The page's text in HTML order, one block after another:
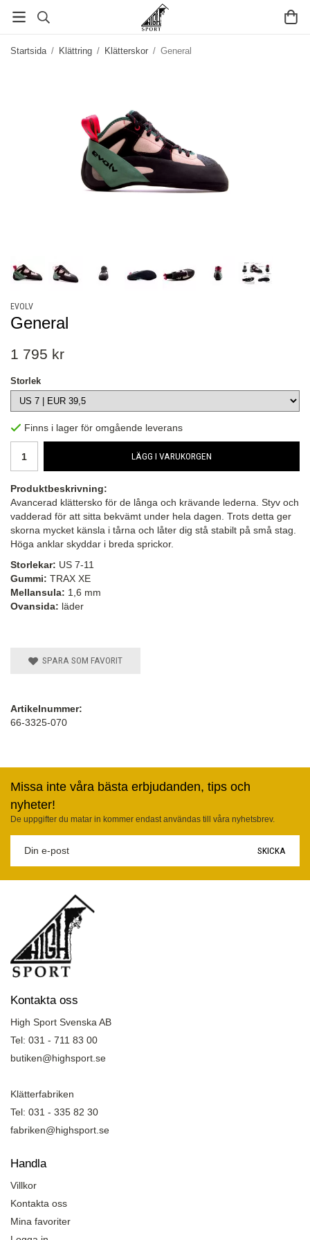
Startsida / Klättring / Klätterskor / General
EVOLV
General
1 795 kr
Storlek
Finns i lager för omgående leverans
LÄGG I VARUKORGEN
Produktbeskrivning:
Avancerad klättersko för de långa och krävande lederna. Styv och
vadderad för att sitta bekvämt under hela dagen. Trots detta ger
skorna mycket känsla i tårna och låter dig stå stabilt på små stag.
Höga anklar skyddar i breda sprickor.
Storlekar: US 7-11
Gummi: TRAX XE
Mellansula: 1,6 mm
Ovansida: läder
SPARA SOM FAVORIT
Artikelnummer:
66-3325-070
Missa inte våra bästa erbjudanden, tips och
nyheter!
De uppgifter du matar in kommer endast användas till våra nyhetsbrev.
SKICKA
Kontakta oss
High Sport Svenska AB
Tel: 031 - 711 83 00
butiken@highsport.se
Klätterfabriken
Tel: 031 - 335 82 30
fabriken@highsport.se
Handla
Villkor
Kontakta oss
Mina favoriter